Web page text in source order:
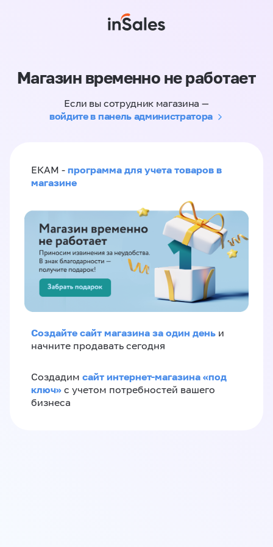
Магазин временно не работает
Если вы сотрудник магазина —
войдите в панель администратора
ЕКАМ - программа для учета товаров в
магазине
Создайте сайт магазина за один день и
начните продавать сегодня
Создадим сайт интернет-магазина «под
ключ» с учетом потребностей вашего
бизнеса